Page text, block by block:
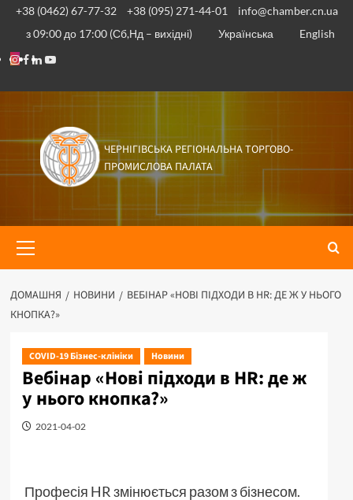
Перейти
вмісту
+38 (0462) 67-77-32 +38 (095) 271-44-01
info@chamber.cn.ua
з 09:00 до 17:00 (Сб,Нд – вихідні)
Українська
English
Instagram
Facebook
Linkedin
Youtube
ЧЕРНІГІВСЬКА РЕГІОНАЛЬНА ТОРГОВО-
ПРОМИСЛОВА ПАЛАТА
меню
ДОМАШНЯ НОВИНИ
ВЕБІНАР «НОВІ ПІДХОДИ В HR: ДЕ Ж У НЬОГО
КНОПКА?»
COVID-19 Бізнес-клініки Новини
Вебінар «Нові підходи в HR: де ж
у нього кнопка?»
2021-04-02
Професія HR змінюється разом з бізнесом.